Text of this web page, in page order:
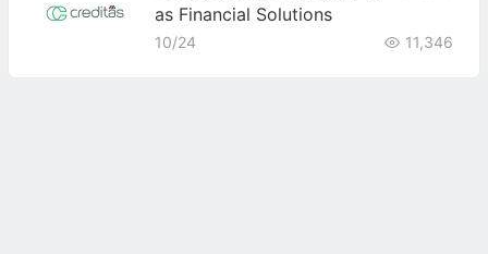
as Financial Solutions
10/24 11,346